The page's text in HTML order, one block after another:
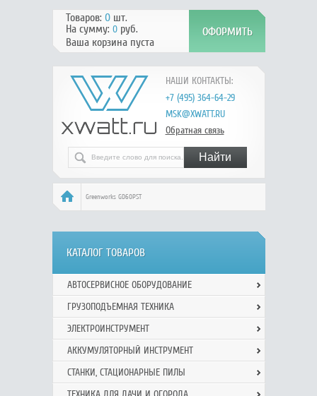
НАШИ КОНТАКТЫ:
+7 (495) 364-64-29
MSK@XWATT.RU
Обратная связь
Товаров: 0шт.
На сумму: 0руб.
Ваша корзина пуста
Greenworks GD60PST
КАТАЛОГ ТОВАРОВ
АВТОСЕРВИСНОЕ ОБОРУДОВАНИЕ
ГРУЗОПОДЪЕМНАЯ ТЕХНИКА
ЭЛЕКТРОИНСТРУМЕНТ
АККУМУЛЯТОРНЫЙ ИНСТРУМЕНТ
СТАНКИ, СТАЦИОНАРНЫЕ ПИЛЫ